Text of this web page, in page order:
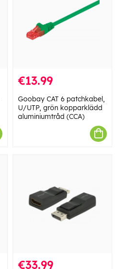
€13.99
Goobay CAT 6 patchkabel,
U/UTP, grön kopparklädd
aluminiumtråd (CCA)
€33.99